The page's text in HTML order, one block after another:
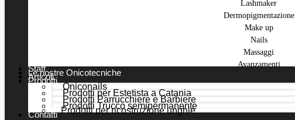
Lashmaker
Dermopigmentazione
Make up
Nails
Massaggi
Avanzamenti
Staff
Le nostre Onicotecniche
Articoli
Prodotti
Oniconails
Prodotti per Estetista a Catania
Prodotti Parrucchiere e Barbiere
Prodotti Trucco semipermanente
Prodotti per ricostruzione unghie
Contatti